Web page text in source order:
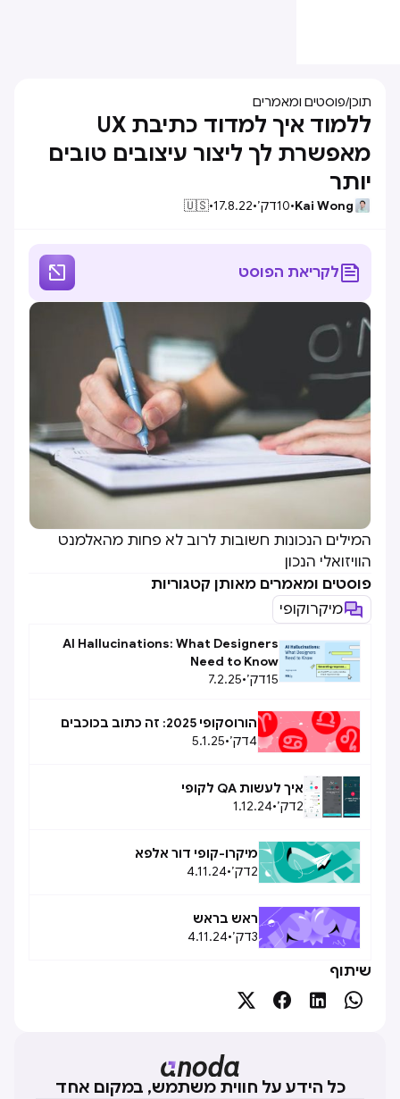
תוכן/פוסטים ומאמרים
ללמוד איך למדוד כתיבת UX
מאפשרת לך ליצור עיצובים טובים
יותר
Kai Wong
•
10דק׳•
17.8.22
•
🇺🇸
לקריאת הפוסט 
המילים הנכונות חשובות לרוב לא פחות מהאלמנט
הוויזואלי הנכון
פוסטים ומאמרים מאותן קטגוריות
מיקרוקופי
AI Hallucinations: What Designers
Need to Know
15דק׳•
7.2.25
הורוסקופי 2025: זה כתוב בכוכבים
4דק׳•
5.1.25
איך לעשות QA לקופי
2דק׳•
1.12.24
מיקרו-קופי דור אלפא
2דק׳•
4.11.24
ראש בראש
3דק׳•
4.11.24
שיתוף




כל הידע על חווית משתמש, במקום אחד